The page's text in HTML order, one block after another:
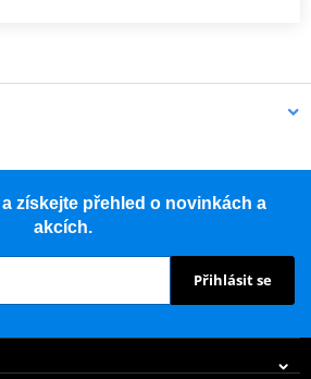
vidlice a tlumiče jsou navrženy tak,
specializovaným na odpružení zvýšit
zkušeností v oblasti odpružení, což
efektivně a bezpečně.
získejte přehled o novinkách a
akcích.
Přihlásit se